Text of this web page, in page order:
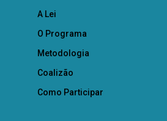
A Lei
O Programa
Metodologia
Coalizão
Como Participar